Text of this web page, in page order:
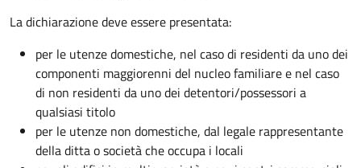
La dichiarazione deve essere presentata:
per le utenze domestiche, nel caso di residenti da uno dei
componenti maggiorenni del nucleo familiare e nel caso
di non residenti da uno dei detentori/possessori a
qualsiasi titolo
per le utenze non domestiche, dal legale rappresentante
della ditta o società che occupa i locali